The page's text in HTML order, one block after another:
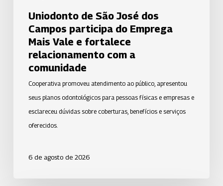
fortalece
relacionamento
com
Uniodonto de São José dos
Campos participa do Emprega
Mais Vale e fortalece
relacionamento com a
comunidade
Cooperativa promoveu atendimento ao público, apresentou
seus planos odontológicos para pessoas físicas e empresas e
esclareceu dúvidas sobre coberturas, benefícios e serviços
oferecidos.
6 de agosto de 2026